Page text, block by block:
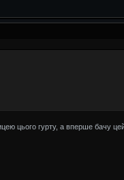
цього гурту, а вперше бачу цей